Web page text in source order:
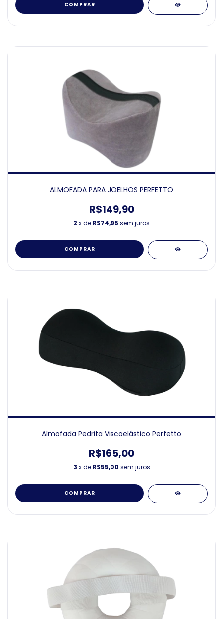
COMPRAR
ALMOFADA PARA JOELHOS PERFETTO
R$149,90
2 x de R$74,95 sem juros
COMPRAR
Almofada Pedrita Viscoelástico Perfetto
R$165,00
3 x de R$55,00 sem juros
COMPRAR